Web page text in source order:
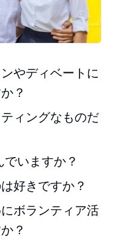
やディベートに
？
ィングなものだ
いますか？
好きですか？
ボランティア活
？